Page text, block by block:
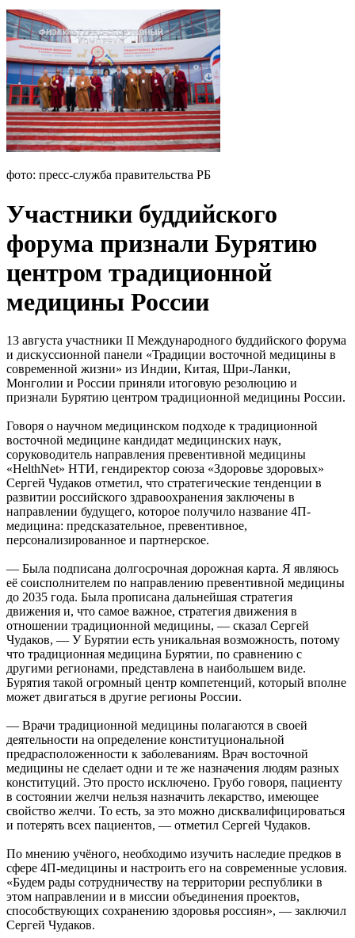
фото: пресс-служба правительства РБ
Участники буддийского
форума признали Бурятию
центром традиционной
медицины России
13 августа участники II Международного буддийского форума
и дискуссионной панели «Традиции восточной медицины в
современной жизни» из Индии, Китая, Шри-Ланки,
Монголии и России приняли итоговую резолюцию и
признали Бурятию центром традиционной медицины России.
Говоря о научном медицинском подходе к традиционной
восточной медицине кандидат медицинских наук,
соруководитель направления превентивной медицины
«HelthNet» НТИ, гендиректор союза «Здоровье здоровых»
Сергей Чудаков отметил, что стратегические тенденции в
развитии российского здравоохранения заключены в
направлении будущего, которое получило название 4П-
медицина: предсказательное, превентивное,
персонализированное и партнерское.
— Была подписана долгосрочная дорожная карта. Я являюсь
её соисполнителем по направлению превентивной медицины
до 2035 года. Была прописана дальнейшая стратегия
движения и, что самое важное, стратегия движения в
отношении традиционной медицины, — сказал Сергей
Чудаков, — У Бурятии есть уникальная возможность, потому
что традиционная медицина Бурятии, по сравнению с
другими регионами, представлена в наибольшем виде.
Бурятия такой огромный центр компетенций, который вполне
может двигаться в другие регионы России.
— Врачи традиционной медицины полагаются в своей
деятельности на определение конституциональной
предрасположенности к заболеваниям. Врач восточной
медицины не сделает одни и те же назначения людям разных
конституций. Это просто исключено. Грубо говоря, пациенту
в состоянии желчи нельзя назначить лекарство, имеющее
свойство желчи. То есть, за это можно дисквалифицироваться
и потерять всех пациентов, — отметил Сергей Чудаков.
По мнению учёного, необходимо изучить наследие предков в
сфере 4П-медицины и настроить его на современные условия.
«Будем рады сотрудничеству на территории республики в
этом направлении и в миссии объединения проектов,
способствующих сохранению здоровья россиян», — заключил
Сергей Чудаков.